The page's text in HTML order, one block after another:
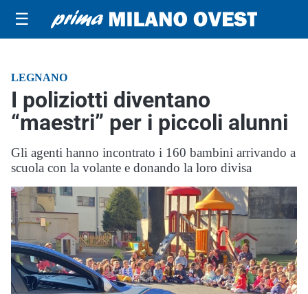
☰
LEGNANO
I poliziotti diventano
“maestri” per i piccoli alunni
Gli agenti hanno incontrato i 160 bambini arrivando a
scuola con la volante e donando la loro divisa